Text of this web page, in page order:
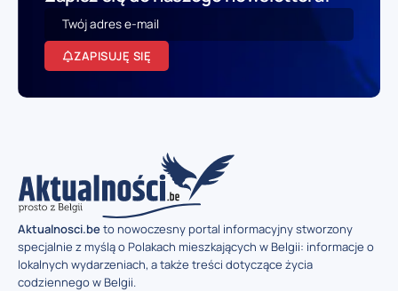
ZAPISUJĘ SIĘ
Aktualnosci.beto nowoczesny portal informacyjny stworzony
specjalnie z myślą o Polakach mieszkających w Belgii: informacje o
lokalnych wydarzeniach, a także treści dotyczące życia
codziennego w Belgii.